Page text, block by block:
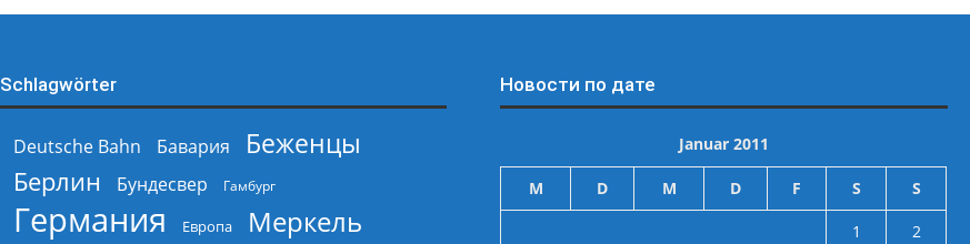
Schlagwörter
Deutsche Bahn Бавария
Беженцы
Берлин
Бундесвер Гамбург
Германия Европа Меркель
Новости по дате
Januar 2011
M D M D F S S
1 2